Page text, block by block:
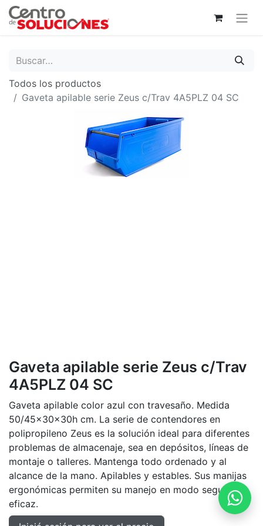
Todos los productos
Gaveta apilable serie Zeus c/Trav 4A5PLZ 04 SC
Gaveta apilable serie Zeus c/Trav
4A5PLZ 04 SC
Gaveta apilable color azul con travesaño. Medida
50/45x30x30h cm. La serie de contendores en
polipropileno Zeus es la solución ideal para diferentes
problemas de almacenaje, sea en depósitos, líneas de
montaje o talleres. Mantenga todo ordenado y al
alcance de la mano. Apilables y estables. Sus manijas
ergonómicas permiten su manejo en modo seguro y
eficaz.